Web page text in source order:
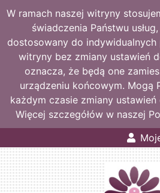
W ramach naszej witryny
świadczenia Państwu
dostosowany do
witryny bez zmiany ustawień
oznacza, że będą one
urządzeniu końcowym. Mogą
każdym czasie zmiany
Więcej szczegółów w naszej